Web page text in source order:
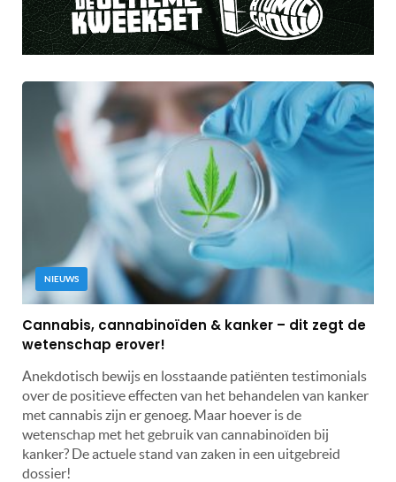
NIEUWS
Cannabis, cannabinoïden & kanker – dit zegt de
wetenschap erover!
Anekdotisch bewijs en losstaande patiënten testimonials
over de positieve effecten van het behandelen van kanker
met cannabis zijn er genoeg. Maar hoever is de
wetenschap met het gebruik van cannabinoïden bij
kanker? De actuele stand van zaken in een uitgebreid
dossier!